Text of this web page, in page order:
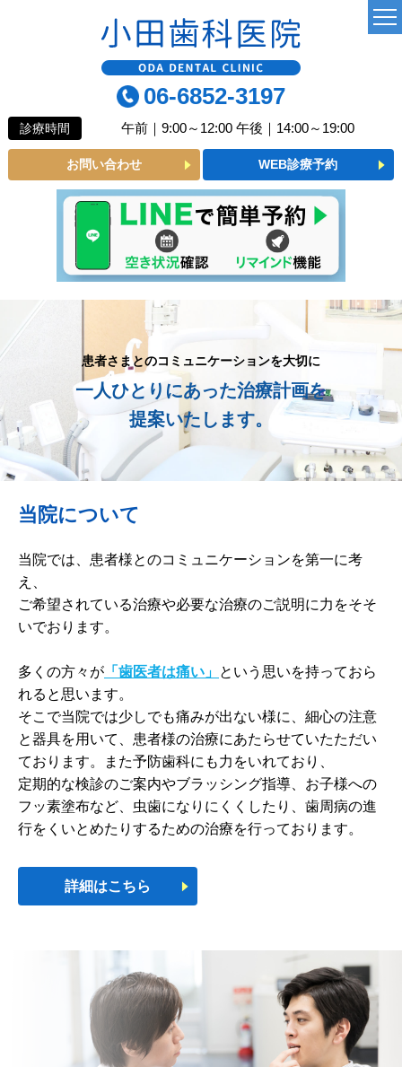
06-6852-3197
診療時間 午前｜9:00～12:00 午後｜14:00～19:00
お問い合わせ WEB診療予約
よくあるご質問
診療MENU
一般歯科
小児歯科
インプラント
歯周病予防
ホワイトニング
矯正歯科
治療の流れ
料金表
アクセス
患者さまとのコミュニケーションを大切に
一人ひとりにあった治療計画を
提案いたします。
当院について
当院では、患者様とのコミュニケーションを第一に考
え、
ご希望されている治療や必要な治療のご説明に力をそそ
いでおります。
多くの方々が 「歯医者は痛い」 という思いを持っておら
れると思います。
そこで当院では少しでも痛みが出ない様に、細心の注意
と器具を用いて、患者様の治療にあたらせていたただい
ております。また予防歯科にも力をいれており、
定期的な検診のご案内やブラッシング指導、お子様への
フッ素塗布など、虫歯になりにくくしたり、歯周病の進
行をくいとめたりするための治療を行っております。
詳細はこちら